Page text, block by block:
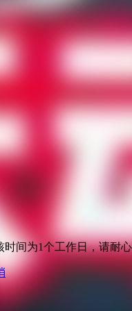
间为1个工作日，请耐